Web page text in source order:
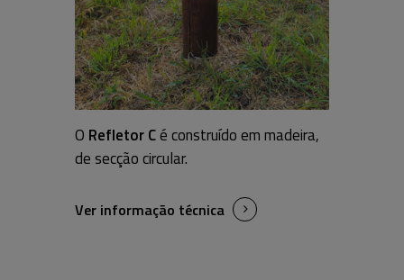
O Refletor Cé construído em madeira,
de secção circular.
Ver informação técnica
melhorar a minha experiência